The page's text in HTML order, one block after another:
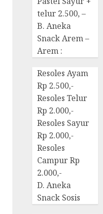
telur 2.500, –
B. Aneka
Snack Arem –
Arem :
Resoles Ayam
Rp 2.500,-
Resoles Telur
Rp 2.000,-
Resoles Sayur
Rp 2.000,-
Resoles
Campur Rp
2.000,-
D. Aneka
Snack Sosis